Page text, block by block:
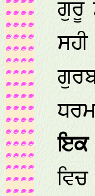
ਗੁਰੂ
ਇਕ